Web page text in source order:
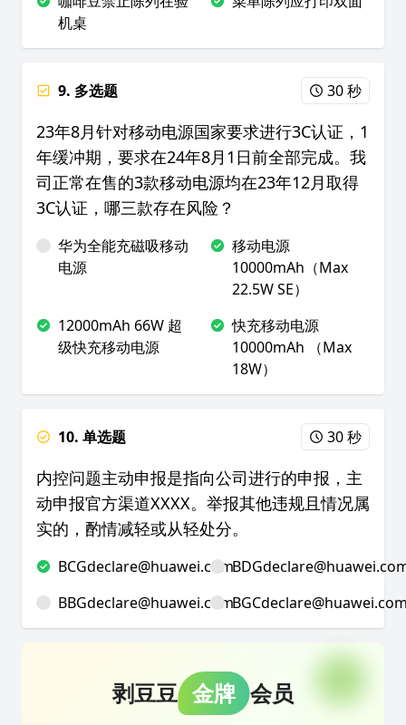
机桌
9. 多选题 30 秒
23年8月针对移动电源国家要求进行3C认证，1
年缓冲期，要求在24年8月1日前全部完成。我
司正常在售的3款移动电源均在23年12月取得
3C认证，哪三款存在风险？
华为全能充磁吸移动
电源
移动电源
10000mAh（Max
22.5W SE）
12000mAh 66W 超
级快充移动电源
快充移动电源
10000mAh （Max
18W）
10. 单选题 30 秒
内控问题主动申报是指向公司进行的申报，主
动申报官方渠道XXXX。举报其他违规且情况属
实的，酌情减轻或从轻处分。
BCGdeclare@huawei.com
BBGdeclare@huawei.com
剥豆豆 金牌 会员